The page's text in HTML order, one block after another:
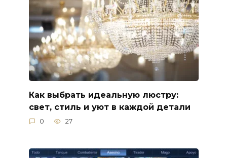
Как выбрать идеальную люстру:
свет, стиль и уют в каждой детали
0 27